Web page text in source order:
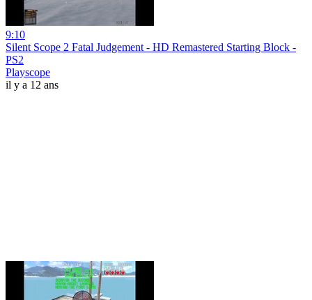
9:10
Silent Scope 2 Fatal Judgement - HD Remastered Starting Block -
PS2
Playscope
il y a 12 ans